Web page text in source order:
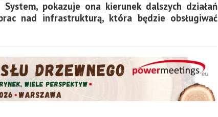
pokazuje ona kierunek dalszych działań
nad infrastrukturą, która będzie obsługiwać